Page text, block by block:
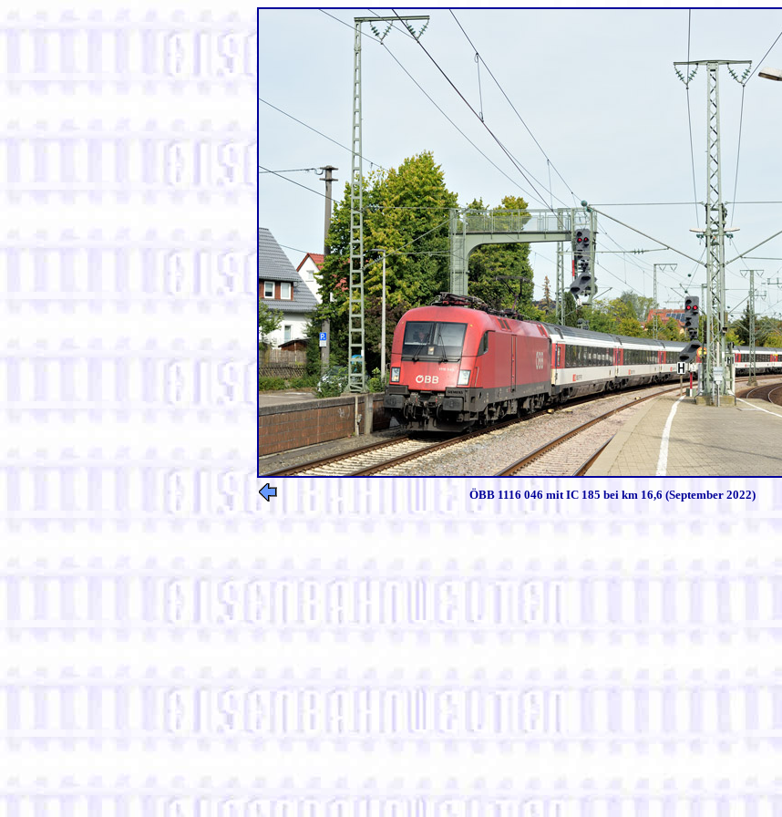
ÖBB 1116 046 mit IC 185 bei km 16,6 (September 2022)